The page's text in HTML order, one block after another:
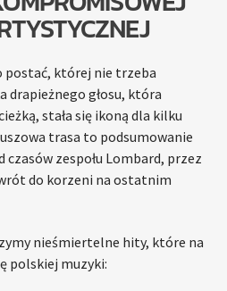
postać, której nie trzeba
drapieżnego głosu, która
stała się ikoną dla kilku
trasa to podsumowanie
zespołu Lombard, przez
do korzeni na ostatnim
nieśmiertelne hity, które na
polskiej muzyki: